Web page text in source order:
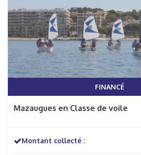
FINANCÉ
Mazaugues en Classe de voile
Montant collecté :